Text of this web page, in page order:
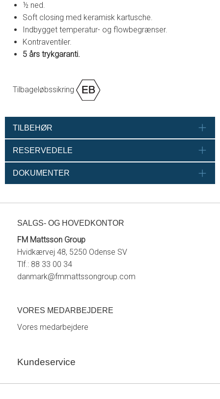
½ ned.
Soft closing med keramisk kartusche.
Indbygget temperatur- og flowbegrænser.
Kontraventiler.
5 års trykgaranti.
Tilbageløbssikring
TILBEHØR
RESERVEDELE
DOKUMENTER
SALGS- OG HOVEDKONTOR
FM Mattsson Group
Hvidkærvej 48, 5250 Odense SV
Tlf.: 88 33 00 34
danmark@fmmattssongroup.com
VORES MEDARBEJDERE
Vores medarbejdere
Kundeservice